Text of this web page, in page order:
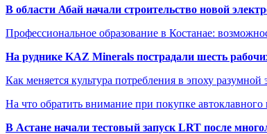
В области Абай начали строительство новой
Профессиональное образование в Костанае:
На руднике KAZ Minerals пострадали шесть
Как меняется культура потребления в эпоху разумной
На что обратить внимание при покупке автоклавного
В Астане начали тестовый запуск LRT после